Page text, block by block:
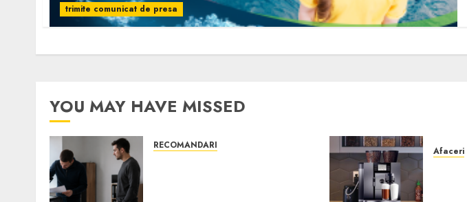
trimite comunicat de presa
YOU MAY HAVE MISSED
RECOMANDARI Afaceri